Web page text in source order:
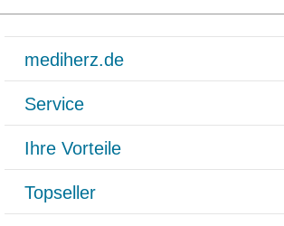
mediherz.de
Glossar
Häufig gestellte Fragen
Datenschutz
Service
Rücksendemöglichkeit
Paketlieferstatus
Ihre Vorteile
Rezeptlieferung
Bonusprogramm
Topseller